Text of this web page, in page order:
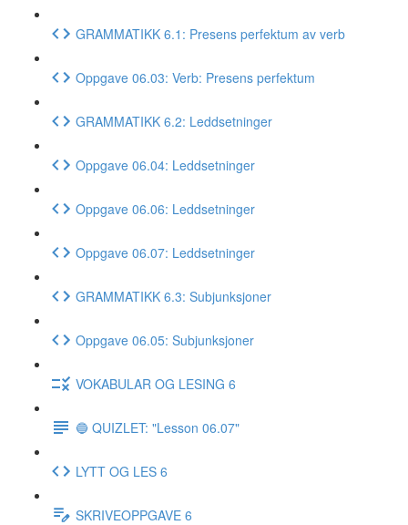
GRAMMATIKK 6.1: Presens perfektum av verb
Oppgave 06.03: Verb: Presens perfektum
GRAMMATIKK 6.2: Leddsetninger
Oppgave 06.04: Leddsetninger
Oppgave 06.06: Leddsetninger
Oppgave 06.07: Leddsetninger
GRAMMATIKK 6.3: Subjunksjoner
Oppgave 06.05: Subjunksjoner
VOKABULAR OG LESING 6
🔵 QUIZLET: "Lesson 06.07"
LYTT OG LES 6
SKRIVEOPPGAVE 6